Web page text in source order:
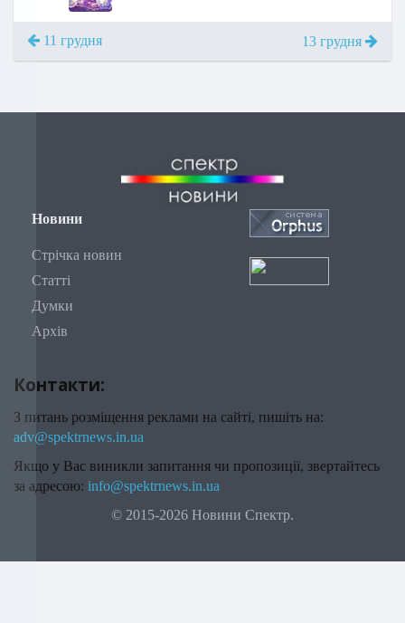
11 грудня 13 грудня
Новини
Стрічка новин
Статті
Думки
Архів
Контакти:
З питань розміщення реклами на сайті, пишіть на:
adv@spektrnews.in.ua
Якщо у Вас виникли запитання чи пропозиції, звертайтесь
за адресою: info@spektrnews.in.ua
© 2015-2026 Новини Спектр.